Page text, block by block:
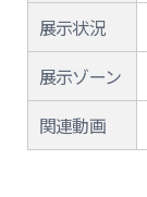
展示状況
展示ゾーン
関連動画